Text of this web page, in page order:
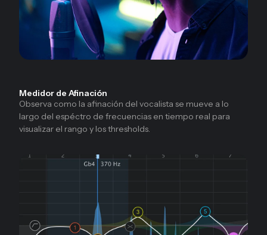
Medidor de Afinación
Observa como la afinación del vocalista se mueve a lo
largo del espéctro de frecuencias en tiempo real para
visualizar el rango y los thresholds.